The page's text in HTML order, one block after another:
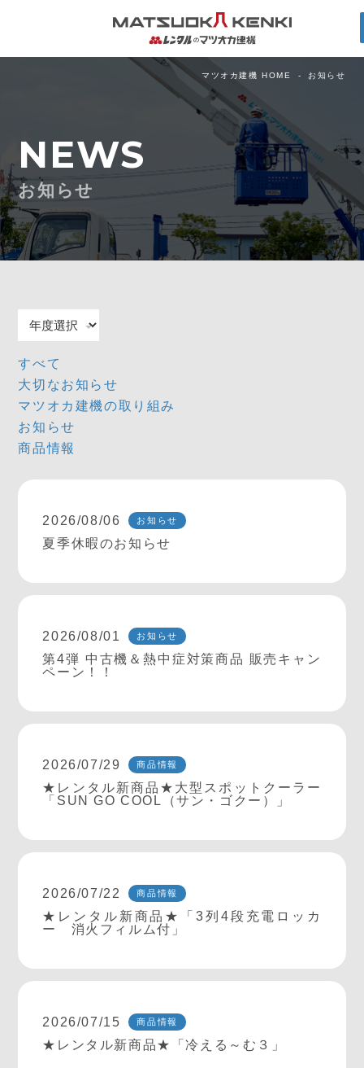
マツオカ建機 HOME お知らせ
NEWS
お知らせ
すべて
大切なお知らせ
マツオカ建機の取り組み
お知らせ
商品情報
2026/08/06 お知らせ
夏季休暇のお知らせ
2026/08/01 お知らせ
第4弾 中古機＆熱中症対策商品 販売キャン
ペーン！！
2026/07/29 商品情報
★レンタル新商品★大型スポットクーラー
「SUN GO COOL（サン・ゴクー）」
2026/07/22 商品情報
★レンタル新商品★「3列4段充電ロッカ
ー 消火フィルム付」
2026/07/15 商品情報
★レンタル新商品★「冷える～む３」